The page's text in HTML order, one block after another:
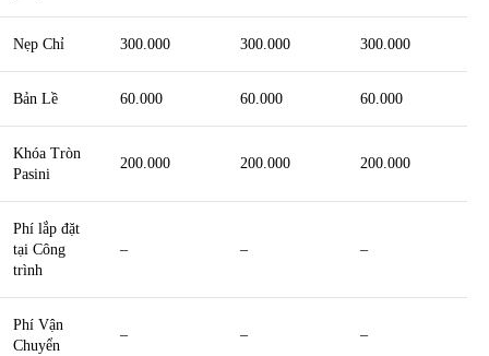
Nẹp Chỉ 300.000 300.000 300.000
Bản Lề 60.000 60.000 60.000
Khóa Tròn
Pasini
200.000 200.000 200.000
Phí lắp đặt
tại Công
trình
– – –
Phí Vận
Chuyển
– – –